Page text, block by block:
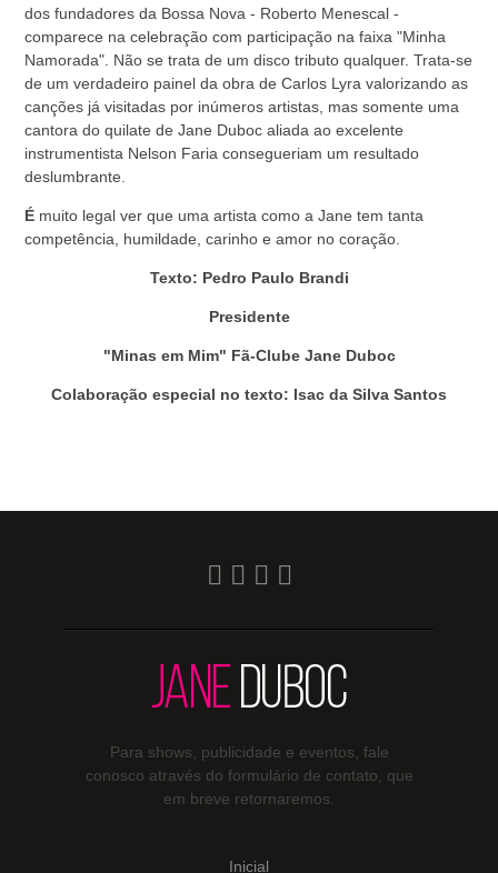
dos fundadores da Bossa Nova - Roberto Menescal -
comparece na celebração com participação na faixa "Minha
Namorada". Não se trata de um disco tributo qualquer. Trata-se
de um verdadeiro painel da obra de Carlos Lyra valorizando as
canções já visitadas por inúmeros artistas, mas somente uma
cantora do quilate de Jane Duboc aliada ao excelente
instrumentista Nelson Faria consegueriam um resultado
deslumbrante.
É muito legal ver que uma artista como a Jane tem tanta
competência, humildade, carinho e amor no coração.
Texto: Pedro Paulo Brandi
Presidente
"Minas em Mim" Fã-Clube Jane Duboc
Colaboração especial no texto: Isac da Silva Santos
Para shows, publicidade e eventos, fale
conosco através do formulário de contato, que
em breve retornaremos.
Inicial